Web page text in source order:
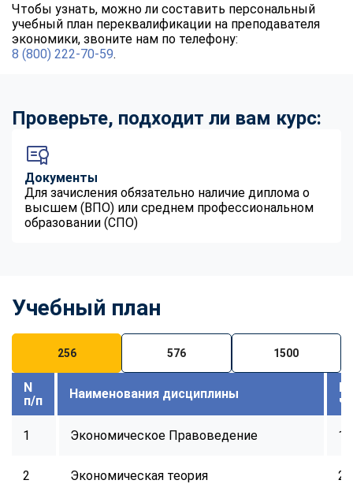
Чтобы узнать, можно ли составить персональный
учебный план переквалификации на преподавателя
экономики, звоните нам по телефону:
8 (800) 222-70-59.
Проверьте, подходит ли вам курс:
Документы
Для зачисления обязательно наличие диплома о
высшем (ВПО) или среднем профессиональном
образовании (СПО)
Учебный план
256 576 1500
N
п/п
Наименования дисциплины
1 Экономическое Правоведение 16
2 Экономическая теория 24